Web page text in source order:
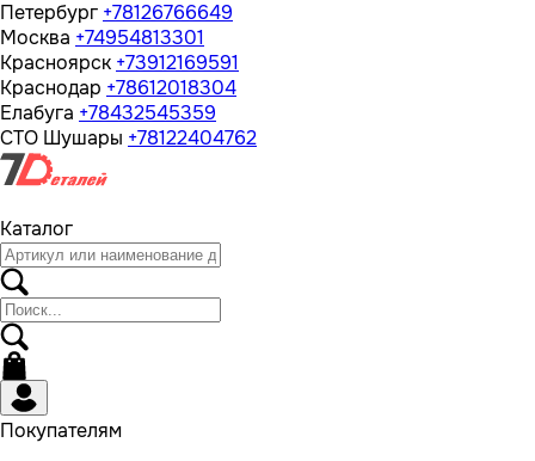
Петербург +78126766649
Москва +74954813301
Красноярск +73912169591
Краснодар +78612018304
Елабуга +78432545359
СТО Шушары +78122404762
Каталог
Покупателям